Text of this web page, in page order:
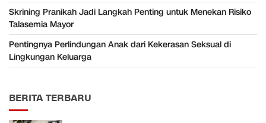
Skrining Pranikah Jadi Langkah Penting untuk Menekan Risiko
Talasemia Mayor
Pentingnya Perlindungan Anak dari Kekerasan Seksual di
Lingkungan Keluarga
BERITA TERBARU